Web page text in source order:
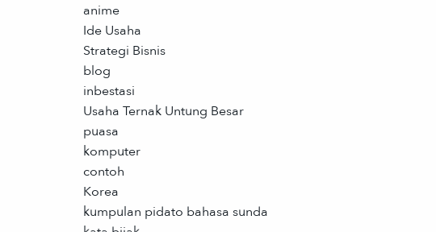
anime
Ide Usaha
Strategi Bisnis
blog
inbestasi
Usaha Ternak Untung Besar
puasa
komputer
contoh
Korea
kumpulan pidato bahasa sunda